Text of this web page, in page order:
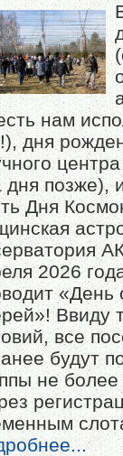
нам
дня
дня позже),
Дня
2026
«День
Ввиду
все
будут
не